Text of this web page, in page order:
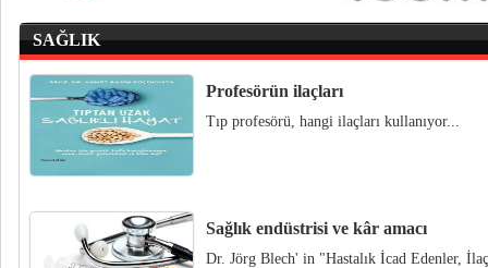
SAĞLIK
Profesörün ilaçları
Tıp profesörü, hangi ilaçları kullanıyor...
Sağlık endüstrisi ve kâr amacı
Dr. Jörg Blech' in "Hastalık İcad Edenler,